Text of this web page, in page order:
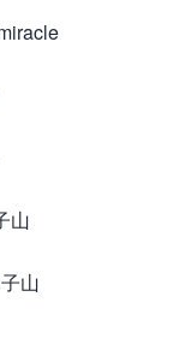
山
山